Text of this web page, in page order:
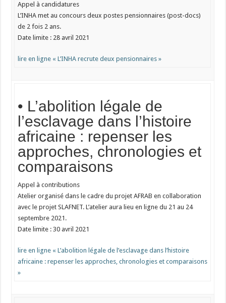
Appel à candidatures
L’INHA met au concours deux postes pensionnaires (post-docs)
de 2 fois 2 ans.
Date limite : 28 avril 2021
lire en ligne « L’INHA recrute deux pensionnaires »
• L’abolition légale de
l’esclavage dans l’histoire
africaine : repenser les
approches, chronologies et
comparaisons
Appel à contributions
Atelier organisé dans le cadre du projet AFRAB en collaboration
avec le projet SLAFNET. L’atelier aura lieu en ligne du 21 au 24
septembre 2021.
Date limite : 30 avril 2021
lire en ligne « L’abolition légale de l’esclavage dans l’histoire
africaine : repenser les approches, chronologies et comparaisons
»